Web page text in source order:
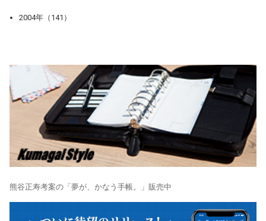
2004年（141）
熊谷正寿考案の「夢が、かなう手帳。」販売中